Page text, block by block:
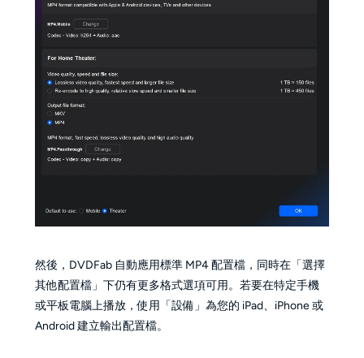
然後，DVDFab 自動應用標準 MP4 配置檔，同時在「選擇
其他配置檔」下仍有更多格式選項可用。若要在特定手機
或平板電腦上播放，使用「設備」為您的 iPad、iPhone 或
Android 建立輸出配置檔。